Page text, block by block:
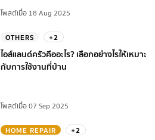
โพสต์เมื่อ 18 Aug 2025
OTHERS +2
ไอส์แลนด์ครัวคืออะไร? เลือกอย่างไรให้เหมาะ
กับการใช้งานที่บ้าน
โพสต์เมื่อ 07 Sep 2025
HOME REPAIR +2